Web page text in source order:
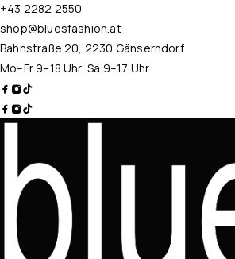
+43 2282 2550
shop@bluesfashion.at
Bahnstraße 20, 2230 Gänserndorf
Mo–Fr 9–18 Uhr, Sa 9–17 Uhr